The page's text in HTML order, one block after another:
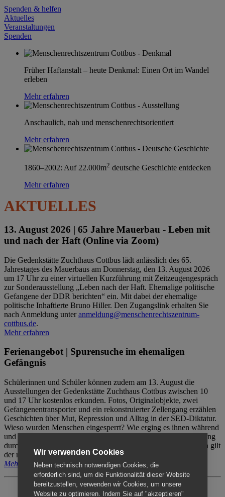
Spenden & helfen
Aktuelles
Veranstaltungen
Spenden
Früher Haftanstalt – heute Denkmal: Einen Ort im Wandel
erleben
Mehr erfahren
Anschaulich, nah und menschenrechtsorientiert
Mehr erfahren
1860–2002: Auf 22.000m2 deutsche Geschichte entdecken
Mehr erfahren
AKTUELLES
13. August 2026 | 65 Jahre Mauerbau - Leben mit
und nach der Haft (Online via Zoom)
Die Gedenkstätte Zuchthaus Cottbus lädt anlässlich des 65.
Jahrestages des Mauerbaus am Donnerstag, den 13. August 2026
um 17 Uhr zu einer virtuellen Kurzführung mit Zeitzeugengespräch
zur Sonderausstellung „Leben nach der Haft. Ehemalige politische
Gefangene der DDR berichten“ ein. Mit dabei der ehemalige
politische Inhaftierte Bruno Hiller. Den Zugangslink erhalten Sie
nach Anmeldung unteranmeldung@menschenrechtszentrum-
cottbus.de.
Mehr erfahren
Ferienangebot | Spurensuche im ehemaligen
Gefängnis
Schülerinnen und Schüler können zudem am 13. August die
Ausstellungen der Gedenkstätte Zuchthaus Cottbus zwischen 10
und 17 Uhr kostenlos erkunden. Fotos, Originalobjekte, zwei
Gefangenentransporter und ein rekonstruierter Zellengang erzählen
Geschichten über Mut, Repression und Alltag in der SED-Diktatur.
Wieso wurden Menschen eingesperrt? Wie erging es ihnen während
und nach der Haft? Der Besuch erfolgt individuell ohne Betreuung
durch das Menschenrechtszentrum Cottbus. Für Begleitpersonen gilt
der reguläre Eintritt (8€ / ermäßigt 5€).
Mehr erfahren
Wir verwenden Cookies
Neben technisch notwendigen Cookies, die
erforderlich sind, um die Funktionalität dieser Website
bereitzustellen, verwenden wir Cookies, um unsere
Website zu optimieren. Indem Sie auf "akzeptieren"